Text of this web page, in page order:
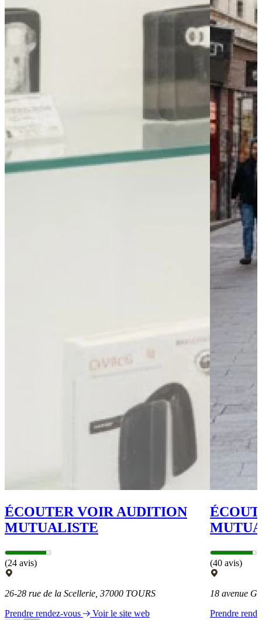
ÉCOUTER VOIR AUDITION
MUTUALISTE
(24 avis)
26-28 rue de la Scellerie, 37000 TOURS
Prendre rendez-vous
Voir le site web
(40 avis)
18 avenue
Prendre